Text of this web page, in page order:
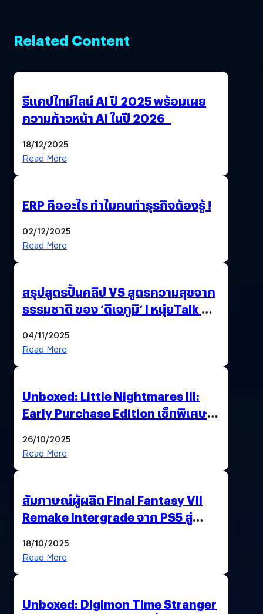
Related Content
รีแคปไทม์ไลน์ AI ปี 2025 พร้อมเผย
ความก้าวหน้า AI ในปี 2026
18/12/2025
Read More
ERP คืออะไร ทำไมคนทำธุรกิจต้องรู้ !
02/12/2025
Read More
สรุปสูตรปั้นคลิป VS สูตรความสุขจาก
ธรรมชาติ ของ ’ดีเจภูมิ‘ l หนุ่ยTalk &
04/11/2025
Read More
Unboxed: Little Nightmares III:
Early Purchase Edition เซ็ทพิเศษที่
ไปด้วยกัน..เอาชนะทุกความเหงาและ
26/10/2025
Read More
สัมภาษณ์ผู้ผลิต Final Fantasy VII
Remake Intergrade จาก PS5 สู่
18/10/2025
Read More
Unboxed: Digimon Time Stranger